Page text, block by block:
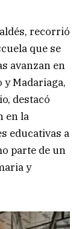
recorrió
que se
avanzan en
Madariaga,
destacó
en la
educativas a
parte de un
y